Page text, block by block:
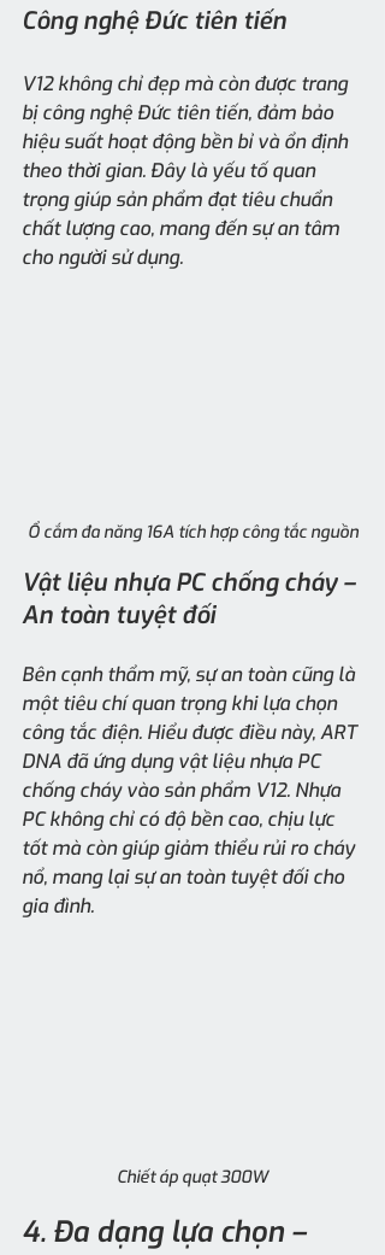
Công nghệ Đức tiên tiến
V12 không chỉ đẹp mà còn được trang
bị công nghệ Đức tiên tiến, đảm bảo
hiệu suất hoạt động bền bỉ và ổn định
theo thời gian. Đây là yếu tố quan
trọng giúp sản phẩm đạt tiêu chuẩn
chất lượng cao, mang đến sự an tâm
cho người sử dụng.
Ổ cắm đa năng 16A tích hợp công tắc nguồn
Vật liệu nhựa PC chống cháy –
An toàn tuyệt đối
Bên cạnh thẩm mỹ, sự an toàn cũng là
một tiêu chí quan trọng khi lựa chọn
công tắc điện. Hiểu được điều này, ART
DNA đã ứng dụng vật liệu nhựa PC
chống cháy vào sản phẩm V12. Nhựa
PC không chỉ có độ bền cao, chịu lực
tốt mà còn giúp giảm thiểu rủi ro cháy
nổ, mang lại sự an toàn tuyệt đối cho
gia đình.
Chiết áp quạt 300W
4. Đa dạng lựa chọn –